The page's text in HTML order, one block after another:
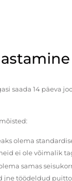
saada 14 päeva
olema
ei ole võimalik
samas
jne töödeldud